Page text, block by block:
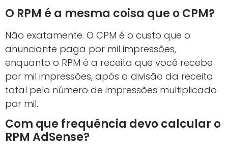
O RPM é a mesma coisa que o CPM?
Não exatamente. O CPM é o custo que o
anunciante paga por mil impressões,
enquanto o RPM é a receita que você recebe
por mil impressões, após a divisão da receita
total pelo número de impressões multiplicado
por mil.
Com que frequência devo calcular o
RPM AdSense?